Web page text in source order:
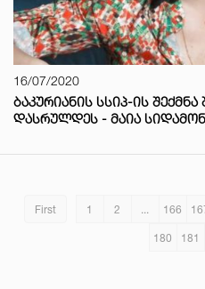
16/07/2020
ᲑᲐᲙᲣᲠᲘᲐᲜᲘᲡ ᲡᲡᲘᲞ-ᲘᲡ
ᲓᲐᲡᲠᲣᲚᲓᲔᲡ - ᲛᲐᲘᲐ
First 1 2 ... 166
180 181